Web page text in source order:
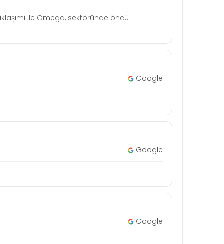
ile Omega, sektöründe öncü
Google
Google
Google